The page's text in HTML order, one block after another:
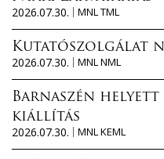
2026.07.30.
MNL TML
Kutatószolgálat
2026.07.30.
MNL NML
Barnaszén helyett
kiállítás
2026.07.30.
MNL KEML